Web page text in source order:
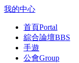
我的中心
首頁Portal
綜合論壇BBS
手遊
公會Group